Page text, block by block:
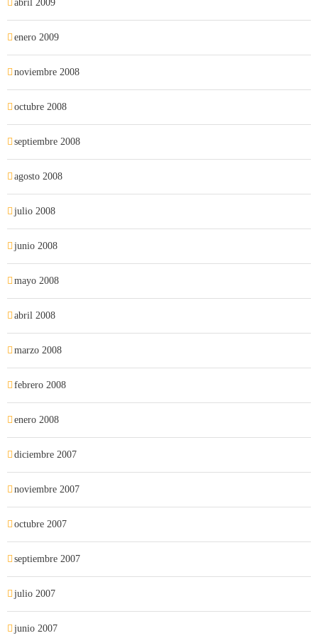
abril 2009
enero 2009
noviembre 2008
octubre 2008
septiembre 2008
agosto 2008
julio 2008
junio 2008
mayo 2008
abril 2008
marzo 2008
febrero 2008
enero 2008
diciembre 2007
noviembre 2007
octubre 2007
septiembre 2007
julio 2007
junio 2007